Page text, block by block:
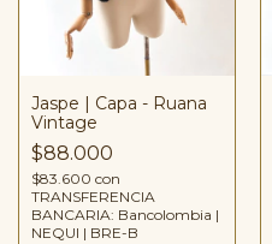
Jaspe | Capa - Ruana
Vintage
$88.000
$83.600 con
TRANSFERENCIA
BANCARIA: Bancolombia |
NEQUI | BRE-B